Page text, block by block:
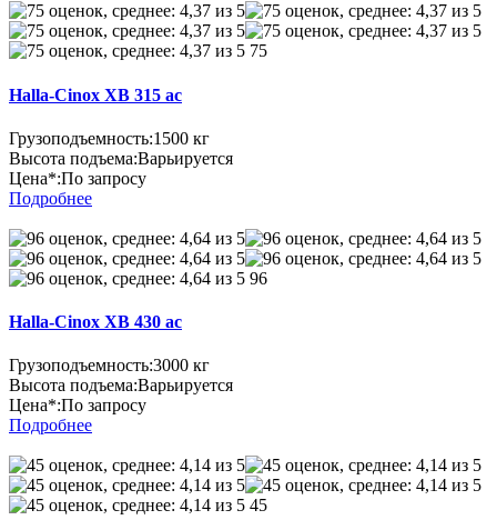
75
Halla-Cinox XB 315 ac
Грузоподъемность:1500 кг
Высота подъема:Варьируется
Цена*:По запросу
Подробнее
96
Halla-Cinox XB 430 ac
Грузоподъемность:3000 кг
Высота подъема:Варьируется
Цена*:По запросу
Подробнее
45